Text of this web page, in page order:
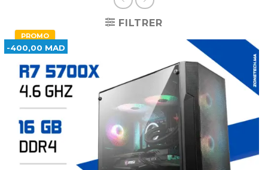
FILTRER
PROMO
-400,00 MAD